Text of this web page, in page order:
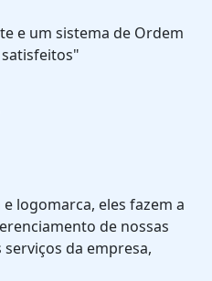
e um sistema de Ordem
logomarca, eles fazem a
de nossas
da empresa,